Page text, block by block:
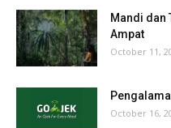
Mandi dan
Ampat
October 11,
October 16,